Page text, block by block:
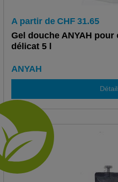
A partir de CHF 31.65
Gel douche ANYAH
délicat 5 l
ANYAH